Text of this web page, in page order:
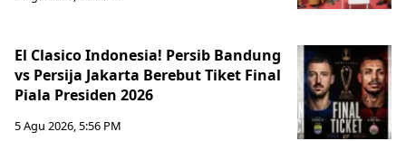
El Clasico Indonesia! Persib Bandung
vs Persija Jakarta Berebut Tiket Final
Piala Presiden 2026
5 Agu 2026, 5:56 PM